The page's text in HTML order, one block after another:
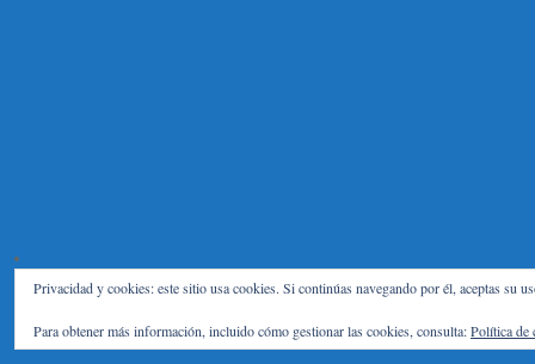
Privacidad y cookies: este sitio usa cookies. Si continúas navegando por él, aceptas su
Para obtener más información, incluido cómo gestionar las cookies, consulta:Política de